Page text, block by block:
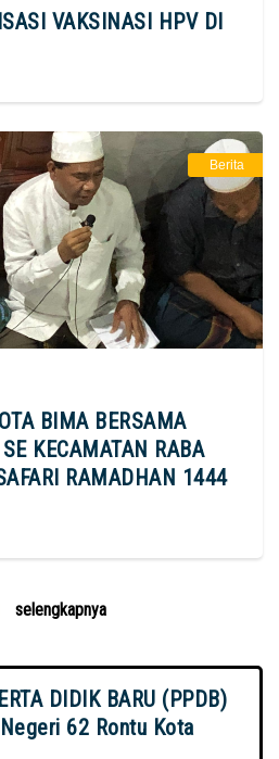
VAKSINASI HPV DI
Berita
BIMA BERSAMA
KECAMATAN RABA
RAMADHAN 1444
selengkapnya
DIDIK BARU (PPDB)
62 Rontu Kota